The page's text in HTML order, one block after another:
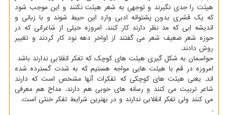
هیئت را جدی نگیرند و توجهی به شعر هیئت نکنند و این موجب شود
که یک قشری بدون پشتوانه ادبی وارد این حیط شوند و با زبانی و
اندیشه ایی که مد نظر دارند کار کنند. امروزه خیلی از شاعرانی که در
حوزه شعر ضعیف شعر می گفتند از اواخر دهه نود کار کردند و تغییر
روش دادند.
حواسمان به شکل گیری هیئت های کوچک که تفکر انقلابی ندارند باشد
امروزه در قم با هیئت هایی مواجه هستیم که به شدت گسترده شده
اند. یعنی هیئت های کوچکی که تفکرات آنها مشخص است که دارند
شاعر تربیت می کنند و رسانه های خوبی هم دارند. مداح هم معرفی
می کنند ولی تفکر انقلابی ندارند و در بهترین شرایط تفکر خنثی است.
.